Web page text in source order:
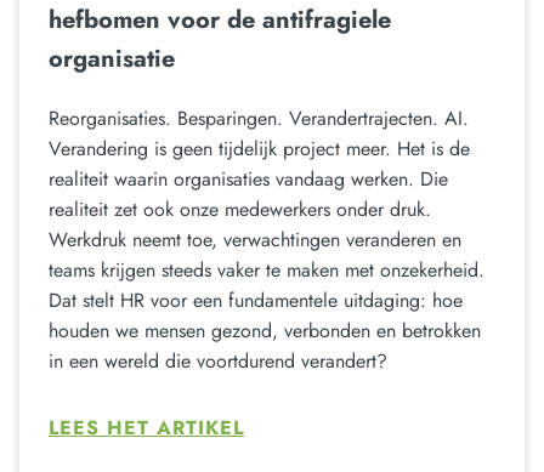
hefbomen voor de antifragiele
organisatie
Reorganisaties. Besparingen. Verandertrajecten. AI.
Verandering is geen tijdelijk project meer. Het is de
realiteit waarin organisaties vandaag werken. Die
realiteit zet ook onze medewerkers onder druk.
Werkdruk neemt toe, verwachtingen veranderen en
teams krijgen steeds vaker te maken met onzekerheid.
Dat stelt HR voor een fundamentele uitdaging: hoe
houden we mensen gezond, verbonden en betrokken
in een wereld die voortdurend verandert?
LEES HET ARTIKEL